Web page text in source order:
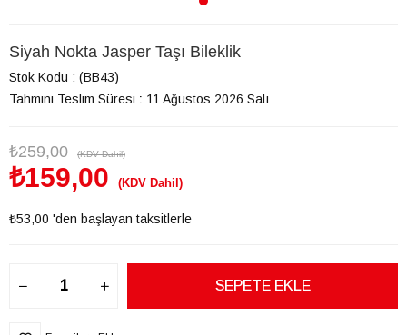
Siyah Nokta Jasper Taşı Bileklik
Stok Kodu
(BB43)
Tahmini Teslim Süresi : 11 Ağustos 2026 Salı
₺259,00 (KDV Dahil)
₺159,00 (KDV Dahil)
₺53,00 'den başlayan taksitlerle